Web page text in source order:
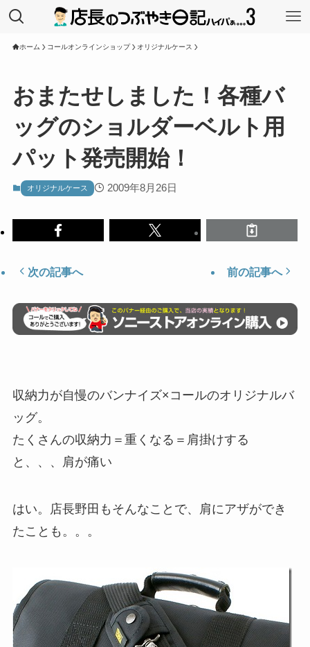
ホーム コールオンラインショップ オリジナルケース
おまたせしました！各種バ
ッグのショルダーベルト用
パット発売開始！
オリジナルケース 2009年8月26日
次の記事へ 前の記事へ
収納力が自慢のバンナイズ×コールのオリジナルバ
ッグ。
たくさんの収納力＝重くなる＝肩掛けする
と、、、肩が痛い
はい。店長野田もそんなことで、肩にアザができ
たことも。。。